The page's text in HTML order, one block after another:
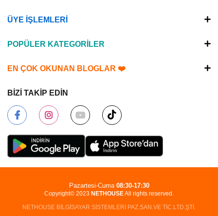
ÜYE İŞLEMLERİ
POPÜLER KATEGORİLER
EN ÇOK OKUNAN BLOGLAR ❤️
BİZİ TAKİP EDİN
Copyright© 2023 NETHOUSEAll rights reserved.
NETHOUSE BİLGİSAYAR SİSTEMLERİ PAZ.SAN.VE TİC.LTD.ŞTİ.
Pazartesi-Cuma 08:30-17:30